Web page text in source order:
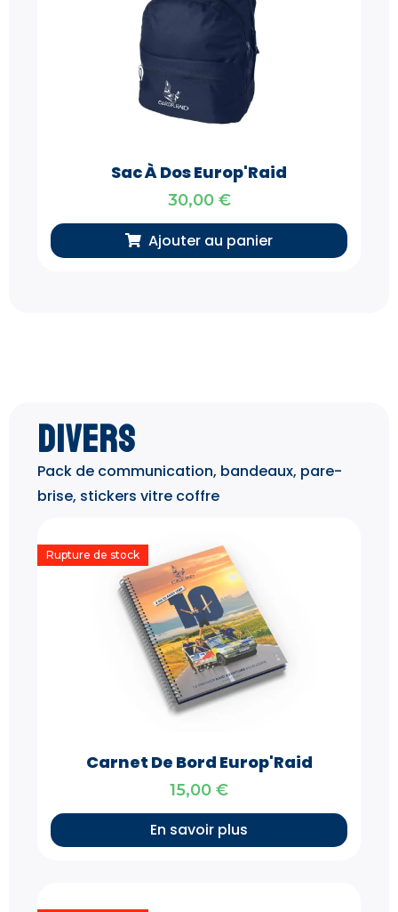
Sac À Dos Europ'Raid
30,00 €
Ajouter au panier
Divers
Pack de communication, bandeaux, pare-
brise, stickers vitre coffre
Carnet De Bord Europ'Raid
Rupture de stock
15,00 €
En savoir plus